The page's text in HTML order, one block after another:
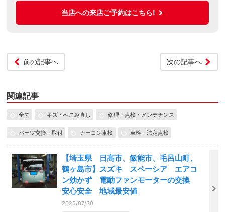
当店への来店ご予約はこちら!
前の記事へ 次の記事へ
関連記事
全て キズ・へこみ直し 修理・点検・メンテナンス
パーツ交換・取付 カーコン車検 車検・法定点検
【埼玉県 日高市、飯能市、毛呂山町、
鶴ヶ島市】スズキ スペーシア エアコ
ン効かず 電動ファンモーターの交換
安心安全 地域最安値
2025/07/30